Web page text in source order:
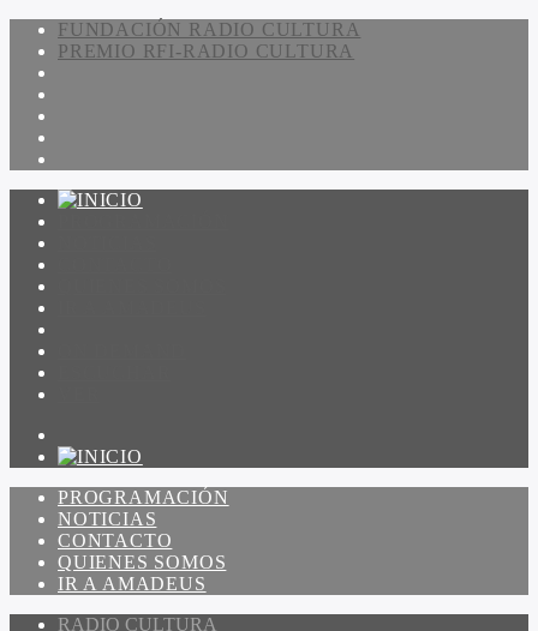
FUNDACIÓN RADIO CULTURA
PREMIO RFI-RADIO CULTURA
PROGRAMACIÓN
NOTICIAS
CONTACTO
QUIENES SOMOS
IR A AMADEUS
RADIO CULTURA